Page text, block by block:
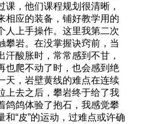
课，他们课程规划很清晰，
相应的装备，铺好教学用的
人上手操作。这里我第二次
攀岩。在没掌握诀窍前，当
汗酸胀时，常常感到不甘，
也爬不动了时，也会感到绝
天，岩壁黄线的难点在连续
上去之后，攀岩终于给了我
鸽鸽体验了抱石，我感觉攀
和“皮”的运动，过难点或许确